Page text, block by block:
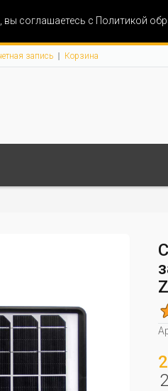
соглашаетесь с Политикой
запись Корзина